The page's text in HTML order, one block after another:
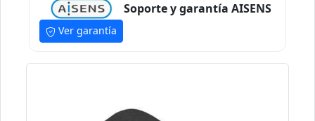
Soporte y garantía AISENS
Ver garantía